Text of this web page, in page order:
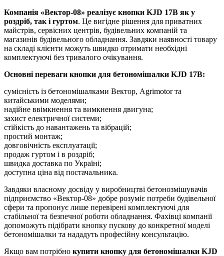
Компанія «Вектор-08» реалізує кнопки KJD 17B як у
роздріб, так і гуртом. Це вигідне рішення для приватних
майстрів, сервісних центрів, будівельних компаній та
магазинів будівельного обладнання. Завдяки наявності товару
на складі клієнти можуть швидко отримати необхідні
комплектуючі без тривалого очікування.
Основні переваги кнопки для бетономішалки KJD 17B:
сумісність із бетономішалками Вектор, Agrimotor та
китайськими моделями;
надійне ввімкнення та вимкнення двигуна;
захист електричної системи;
стійкість до навантажень та вібрацій;
простий монтаж;
довговічність експлуатації;
продаж гуртом і в роздріб;
швидка доставка по Україні;
доступна ціна від постачальника.
Завдяки власному досвіду у виробництві бетонозмішувачів
підприємство «Вектор-08» добре розуміє потреби будівельної
сфери та пропонує лише перевірені комплектуючі для
стабільної та безпечної роботи обладнання. Фахівці компанії
допоможуть підібрати кнопку пускову до конкретної моделі
бетономішалки та нададуть професійну консультацію.
Якщо вам потрібно купити кнопку для бетономішалки KJD